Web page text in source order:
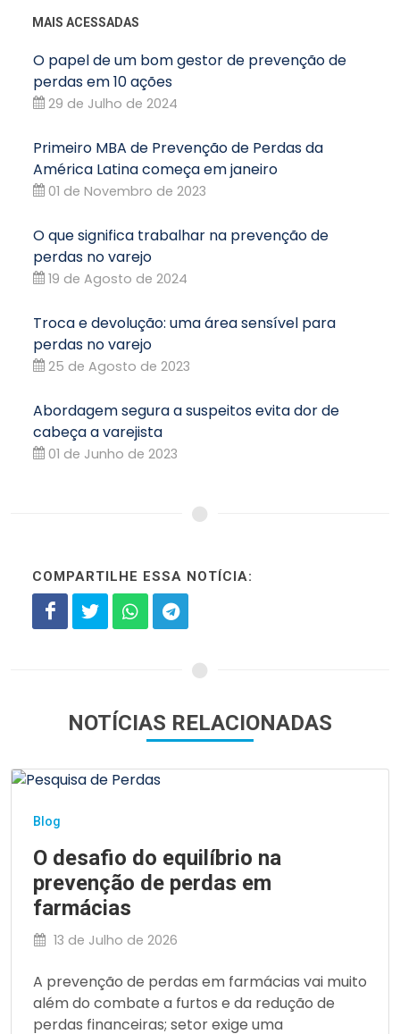
MAIS ACESSADAS
O papel de um bom gestor de prevenção de
perdas em 10 ações
29 de Julho de 2024
Primeiro MBA de Prevenção de Perdas da
América Latina começa em janeiro
01 de Novembro de 2023
O que significa trabalhar na prevenção de
perdas no varejo
19 de Agosto de 2024
Troca e devolução: uma área sensível para
perdas no varejo
25 de Agosto de 2023
Abordagem segura a suspeitos evita dor de
cabeça a varejista
01 de Junho de 2023
COMPARTILHE ESSA NOTÍCIA:
NOTÍCIAS RELACIONADAS
Blog
O desafio do equilíbrio na
prevenção de perdas em
farmácias
13 de Julho de 2026
A prevenção de perdas em farmácias vai muito
além do combate a furtos e da redução de
perdas financeiras; setor exige uma